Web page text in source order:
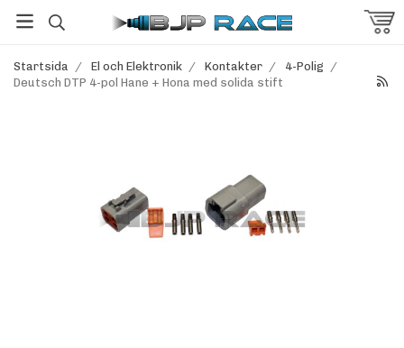
Startsida / El och Elektronik / Kontakter / 4-Polig /
Deutsch DTP 4-pol Hane + Hona med solida stift